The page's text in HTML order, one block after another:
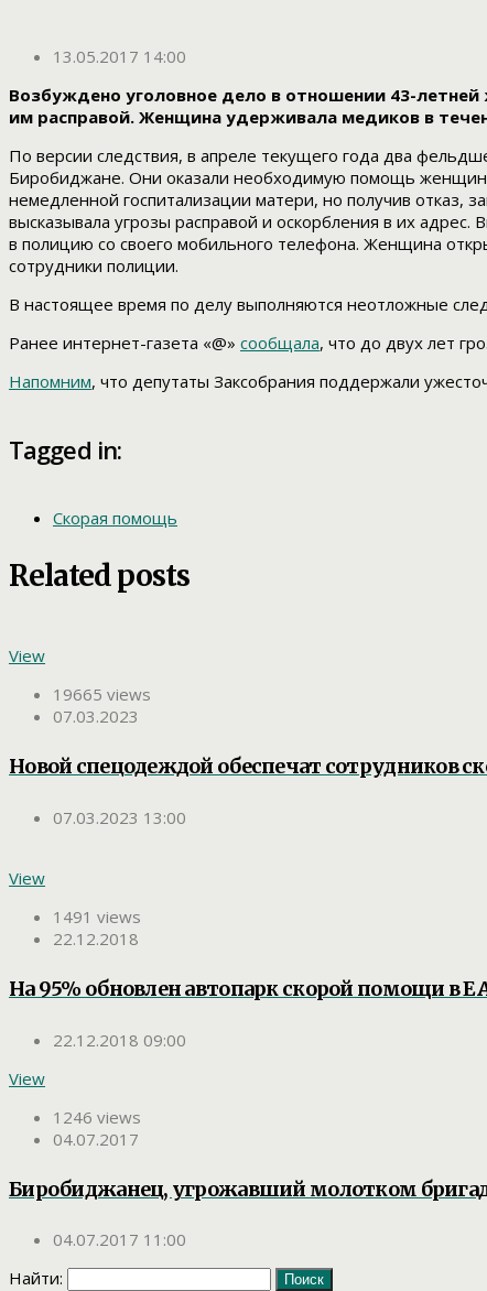
13.05.2017 14:00
Возбуждено уголовное дело в отношении 43-
им расправой. Женщина удерживала медиков в
По версии следствия, в апреле текущего года два
Биробиджане. Они оказали необходимую помощь
немедленной госпитализации матери, но получив отказ,
высказывала угрозы расправой и оскорбления в их
в полицию со своего мобильного телефона. Женщина
сотрудники полиции.
В настоящее время по делу выполняются неотложные
Ранее интернет-газета «@» сообщала, что до двух лет
Напомним, что депутаты Заксобрания поддержали
Tagged in:
Скорая помощь
Related posts
View
19665 views
07.03.2023
Новой спецодеждой обеспечат сотрудников
07.03.2023 13:00
View
1491 views
22.12.2018
На 95% обновлен автопарк скорой помощи в
22.12.2018 09:00
View
1246 views
04.07.2017
Биробиджанец, угрожавший молотком
04.07.2017 11:00
Найти: